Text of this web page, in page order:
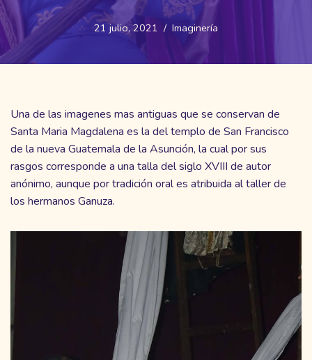
21 julio, 2021 Imaginería
Una de las imagenes mas antiguas que se conservan de
Santa Maria Magdalena es la del templo de San Francisco
de la nueva Guatemala de la Asunción, la cual por sus
rasgos corresponde a una talla del siglo XVIII de autor
anónimo, aunque por tradición oral es atribuida al taller de
los hermanos Ganuza.